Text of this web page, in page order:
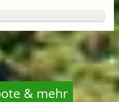
& mehr